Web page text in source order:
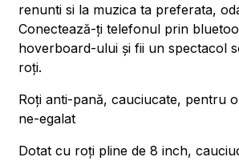
renunti si la muzica ta preferata,
Conectează-ți telefonul prin
hoverboard-ului și fii un spectacol
roți.
Roți anti-pană, cauciucate, pentru
ne-egalat
Dotat cu roți pline de 8 inch,